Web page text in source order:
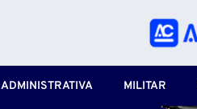
ADMINISTRATIVA MILITAR